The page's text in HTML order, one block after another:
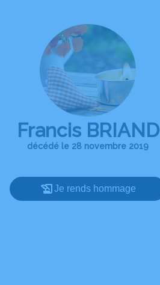
Francis BRIAND
décédé le 28 novembre 2019
Je rends hommage